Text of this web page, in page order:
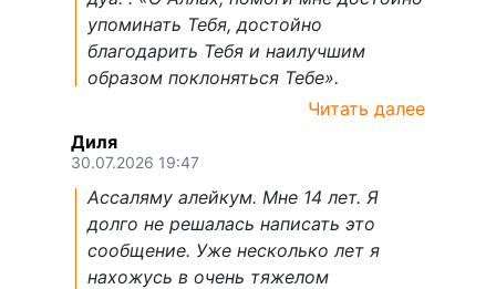
упоминать Тебя, достойно
благодарить Тебя и наилучшим
образом поклоняться Тебе».
Читать далее
Диля
30.07.2026 19:47
Ассаляму алейкум. Мне 14 лет. Я
долго не решалась написать это
сообщение. Уже несколько лет я
нахожусь в очень тяжелом